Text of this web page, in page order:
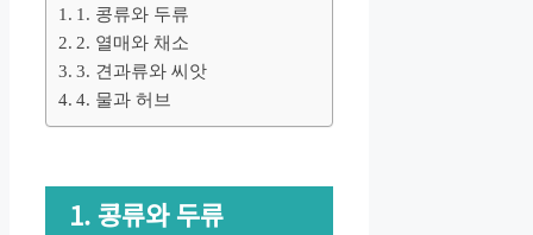
1. 콩류와 두류
2. 열매와 채소
3. 견과류와 씨앗
4. 물과 허브
1. 콩류와 두류